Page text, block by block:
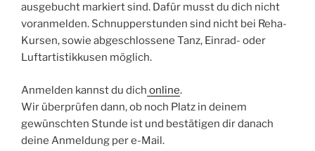
ausgebucht markiert sind. Dafür musst du dich nicht
voranmelden. Schnupperstunden sind nicht bei Reha-
Kursen, sowie abgeschlossene Tanz, Einrad- oder
Luftartistikkusen möglich.
Anmelden kannst du dich online.
Wir überprüfen dann, ob noch Platz in deinem
gewünschten Stunde ist und bestätigen dir danach
deine Anmeldung per e-Mail.